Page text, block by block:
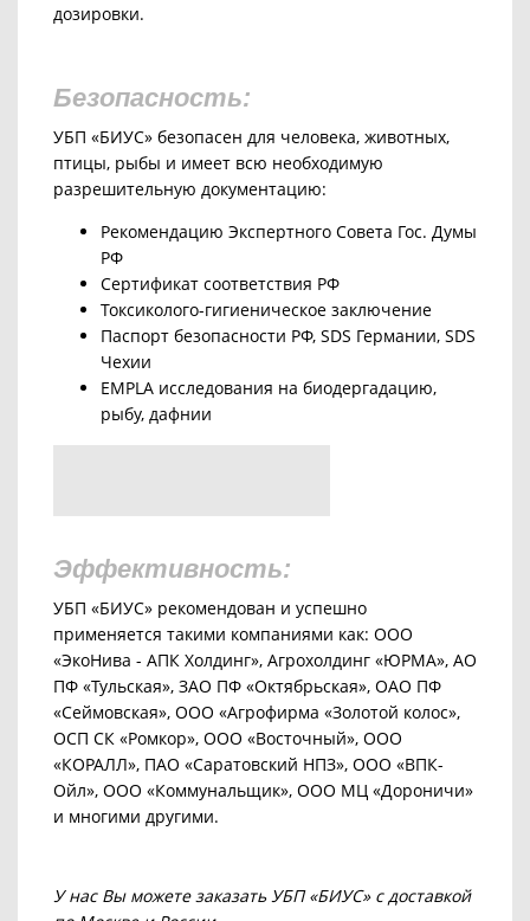
дозировки.
Безопасность:
УБП «БИУС» безопасен для человека, животных,
птицы, рыбы и имеет всю необходимую
разрешительную документацию:
Рекомендацию Экспертного Совета Гос. Думы
РФ
Сертификат соответствия РФ
Токсиколого-гигиеническое заключение
Паспорт безопасности РФ, SDS Германии, SDS
Чехии
EMPLA исследования на биодергадацию,
рыбу, дафнии
Эффективность:
УБП «БИУС» рекомендован и успешно
применяется такими компаниями как: ООО
«ЭкоНива - АПК Холдинг», Агрохолдинг «ЮРМА», АО
ПФ «Тульская», ЗАО ПФ «Октябрьская», ОАО ПФ
«Сеймовская», ООО «Агрофирма «Золотой колос»,
ОСП СК «Ромкор», ООО «Восточный», ООО
«КОРАЛЛ», ПАО «Саратовский НПЗ», ООО «ВПК-
Ойл», ООО «Коммунальщик», ООО МЦ «Дороничи»
и многими другими.
У нас Вы можете заказать УБП «БИУС» с доставкой